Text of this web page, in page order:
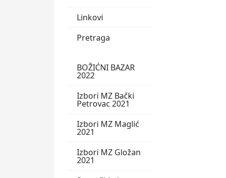
Linkovi
Pretraga
BOŽIĆNI BAZAR
2022
Izbori MZ Bački
Petrovac 2021
Izbori MZ Maglić
2021
Izbori MZ Gložan
2021